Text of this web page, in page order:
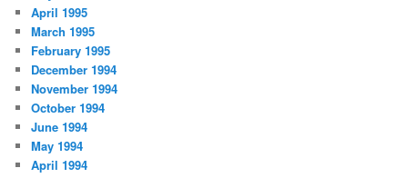
April 1995
March 1995
February 1995
December 1994
November 1994
October 1994
June 1994
May 1994
April 1994